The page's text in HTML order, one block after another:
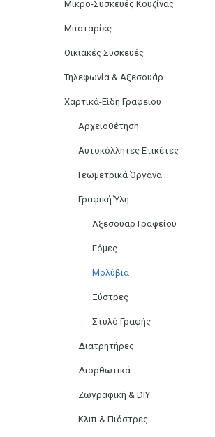
Μικρο-Συσκευές Κουζίνας
Μπαταρίες
Οικιακές Συσκευές
Τηλεφωνία & Αξεσουάρ
Χαρτικά-Είδη Γραφείου
Αρχειοθέτηση
Αυτοκόλλητες Ετικέτες
Γεωμετρικά Όργανα
Γραφική Ύλη
Αξεσουαρ Γραφείου
Γόμες
Μολύβια
Ξύστρες
Στυλό Γραφής
Διατρητήρες
Διορθωτικά
Ζωγραφική & DIY
Κλιπ & Πιάστρες